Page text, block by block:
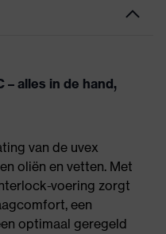
– alles in de hand,
van de uvex
oliën en vetten. Met
voering zorgt
een
optimaal geregeld